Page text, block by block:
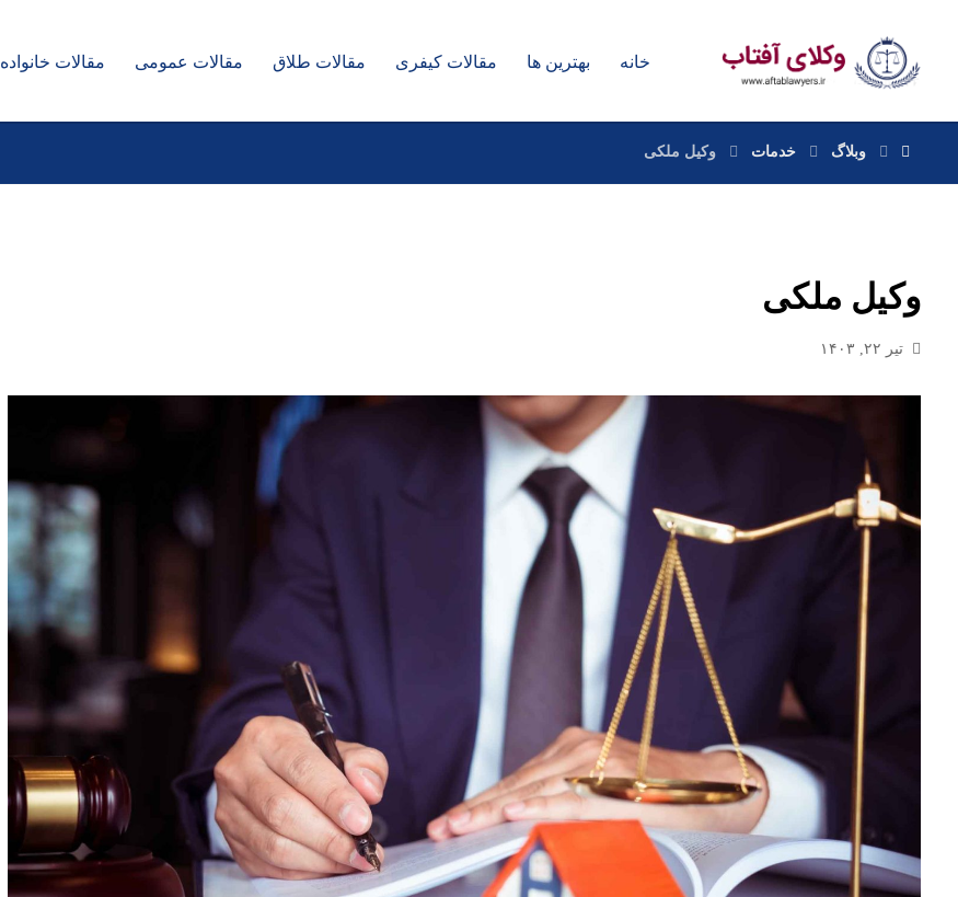
خانه بهترین ها مقالات کیفری مقالات طلاق مقالات عمومی مقالات خانواده
وبلاگ خدمات وکیل ملکی
وکیل ملکی
تیر ۲۲, ۱۴۰۳